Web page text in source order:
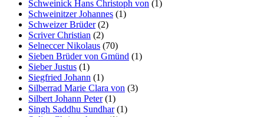
Schweinick Hans Christoph von (1)
Schweinitzer Johannes (1)
Schweizer Brüder(2)
Scriver Christian (2)
Selneccer Nikolaus (70)
Sieben Brüder von Gmünd (1)
Sieber Justus (1)
Siegfried Johann (1)
Silberrad Marie Clara von (3)
Silbert Johann Peter(1)
Singh Saddhu Sundhar(1)